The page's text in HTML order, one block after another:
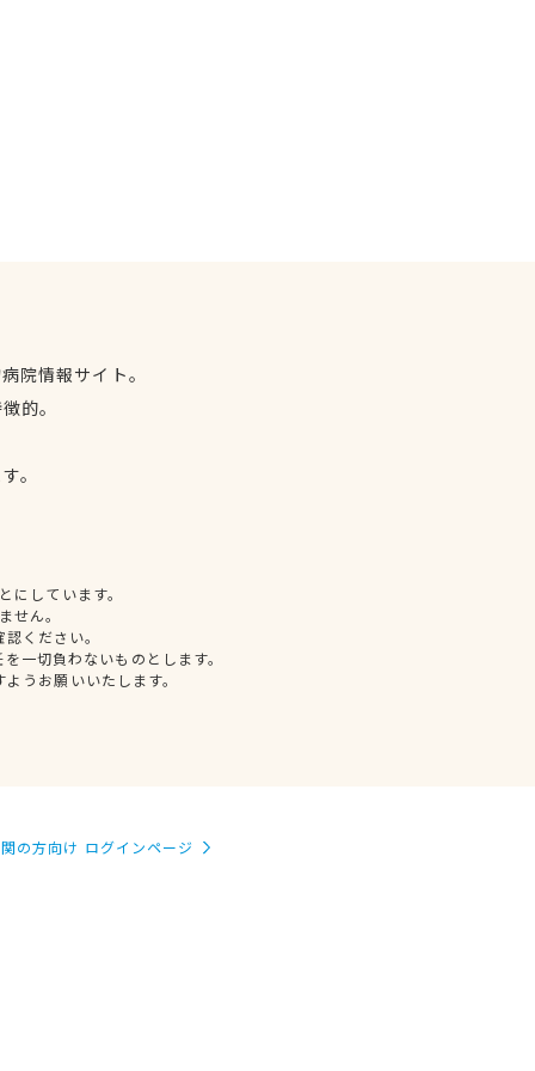
院情報サイト。
的。
。
しています。
せん。
ください。
一切負わないものとします。
うお願いいたします。
の方向け ログインページ